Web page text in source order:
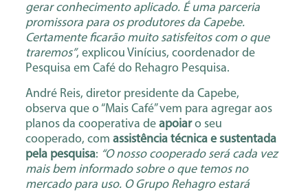
gerar conhecimento aplicado. É uma parceria
promissora para os produtores da Capebe.
Certamente ficarão muito satisfeitos com o que
traremos”, explicou Vinícius, coordenador de
Pesquisa em Café do Rehagro Pesquisa.
André Reis, diretor presidente da Capebe,
observa que o “Mais Café” vem para agregar aos
planos da cooperativa de apoiaro seu
cooperado, com assistência técnica e sustentada
pela pesquisa: “O nosso cooperado será cada vez
mais bem informado sobre o que temos no
mercado para uso. O Grupo Rehagro estará